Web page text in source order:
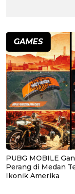
GAMES
PUBG MOBILE
Perang di Medan
Ikonik Amerika